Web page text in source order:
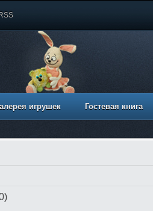
RSS
игрушек Гостевая книга